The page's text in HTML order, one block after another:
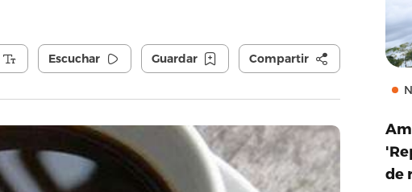
Escuchar Guardar Compartir
de